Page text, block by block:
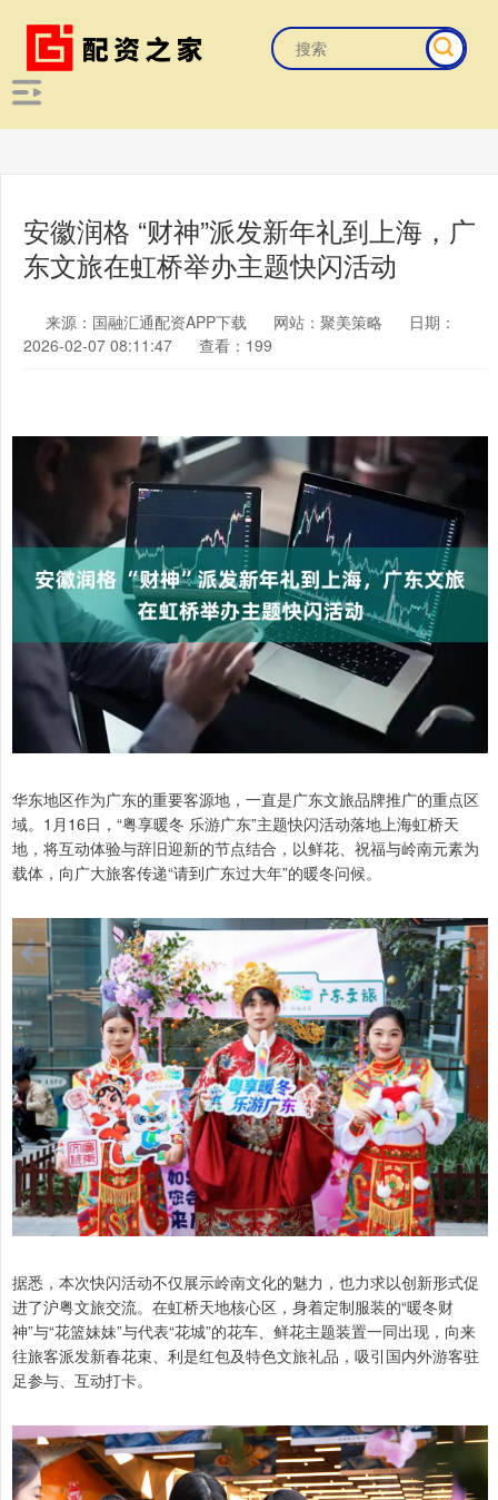
安徽润格 “财神”派发新年礼到上海，广
东文旅在虹桥举办主题快闪活动
来源：国融汇通配资APP下载 网站：聚美策略
日期：
2026-02-07 08:11:47
查看：199
华东地区作为广东的重要客源地，一直是广东文旅品牌推广的重点区
域。1月16日，“粤享暖冬 乐游广东”主题快闪活动落地上海虹桥天
地，将互动体验与辞旧迎新的节点结合，以鲜花、祝福与岭南元素为
载体，向广大旅客传递“请到广东过大年”的暖冬问候。
据悉，本次快闪活动不仅展示岭南文化的魅力，也力求以创新形式促
进了沪粤文旅交流。在虹桥天地核心区，身着定制服装的“暖冬财
神”与“花篮妹妹”与代表“花城”的花车、鲜花主题装置一同出现，向来
往旅客派发新春花束、利是红包及特色文旅礼品，吸引国内外游客驻
足参与、互动打卡。